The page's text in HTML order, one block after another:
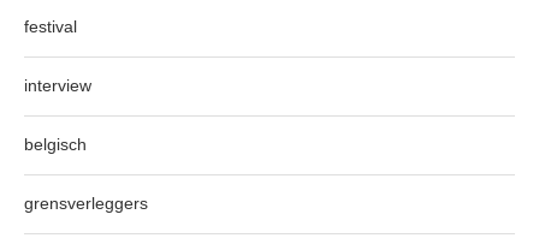
festival
interview
belgisch
grensverleggers